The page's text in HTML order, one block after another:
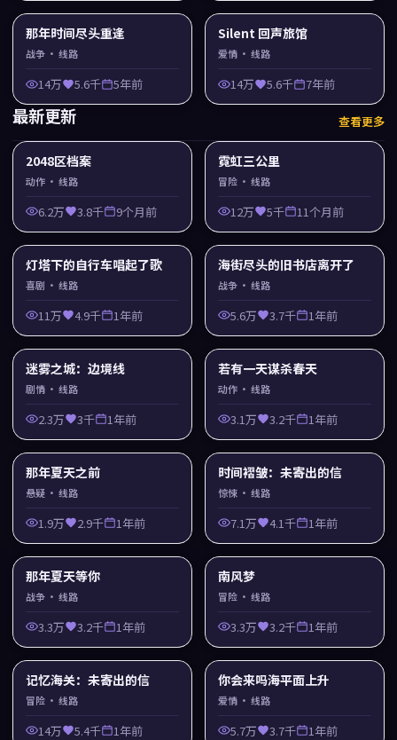
那年时间尽头重逢
战争 · 线路
14万 5.6千 5年前
Silent 回声旅馆
爱情 · 线路
14万 5.6千 7年前
最新更新 查看更多
2048区档案
动作 · 线路
6.2万 3.8千 9个月前
霓虹三公里
冒险 · 线路
12万 5千 11个月前
灯塔下的自行车唱起了歌
喜剧 · 线路
11万 4.9千 1年前
海街尽头的旧书店离开了
战争 · 线路
5.6万 3.7千 1年前
迷雾之城：边境线
剧情 · 线路
2.3万 3千 1年前
若有一天谋杀春天
动作 · 线路
3.1万 3.2千 1年前
那年夏天之前
悬疑 · 线路
1.9万 2.9千 1年前
时间褶皱：未寄出的信
惊悚 · 线路
7.1万 4.1千 1年前
那年夏天等你
战争 · 线路
3.3万 3.2千 1年前
南风梦
冒险 · 线路
3.3万 3.2千 1年前
记忆海关：未寄出的信
冒险 · 线路
14万 5.4千 1年前
你会来吗海平面上升
爱情 · 线路
5.7万 3.7千 1年前